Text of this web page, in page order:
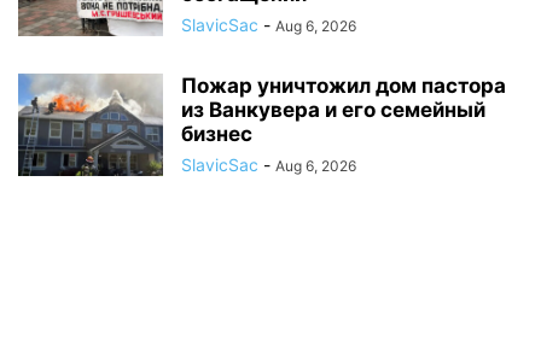
SlavicSac - Aug 6, 2026
Пожар уничтожил дом пастора
из Ванкувера и его семейный
бизнес
SlavicSac - Aug 6, 2026